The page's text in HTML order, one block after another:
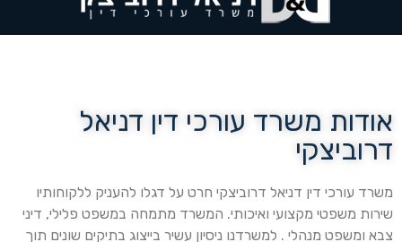
אודות משרד עורכי דין דניאל
דרוביצקי
משרד עורכי דין דניאל דרוביצקי חרט על דגלו להעניק ללקוחותיו
שירות משפטי מקצועי ואיכותי. המשרד מתמחה במשפט פלילי, דיני
צבא ומשפט מנהלי . למשרדנו ניסיון עשיר בייצוג בתיקים שונים תוך